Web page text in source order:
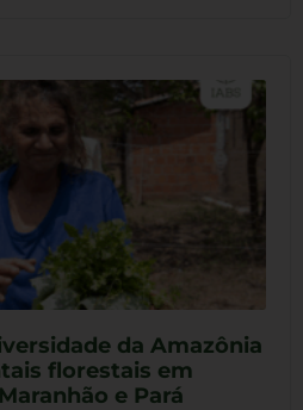
da Amazônia
florestais em
e Pará